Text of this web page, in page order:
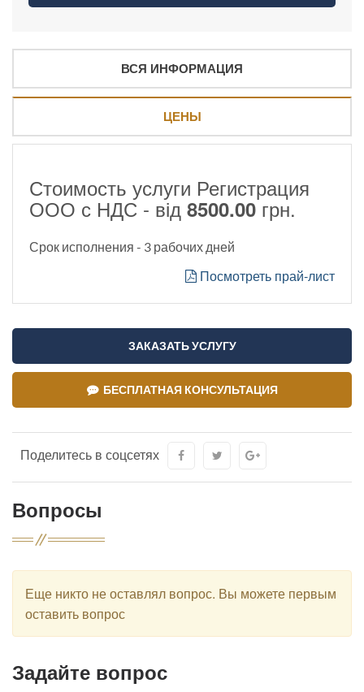
ВСЯ ИНФОРМАЦИЯ
ЦЕНЫ
Стоимость услуги Регистрация
ООО с НДС - від 8500.00грн.
Срок исполнения - 3 рабочих дней
Посмотреть прай-лист
ЗАКАЗАТЬ УСЛУГУ
БЕСПЛАТНАЯ КОНСУЛЬТАЦИЯ
Поделитесь в соцсетях
Вопросы
Еще никто не оставлял вопрос. Вы можете первым
оставить вопрос
Задайте вопрос